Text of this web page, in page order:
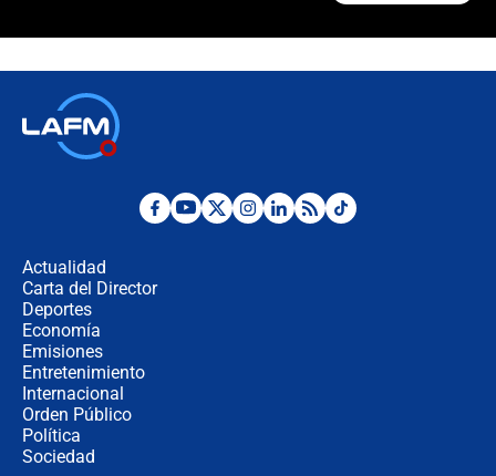
Las seis de las 6 con Juan Lozano |
Actualidad
Carta del Director
Deportes
Economía
Emisiones
Entretenimiento
Internacional
Orden Público
Política
Sociedad